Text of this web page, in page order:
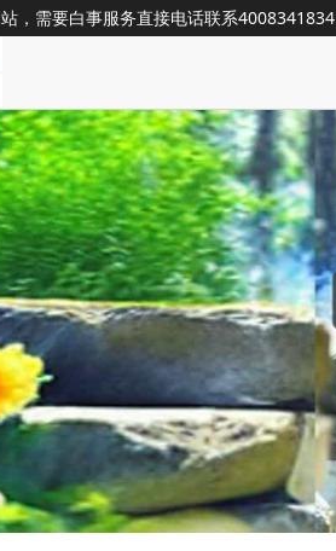
，需要白事服务直接电话联系4008341834